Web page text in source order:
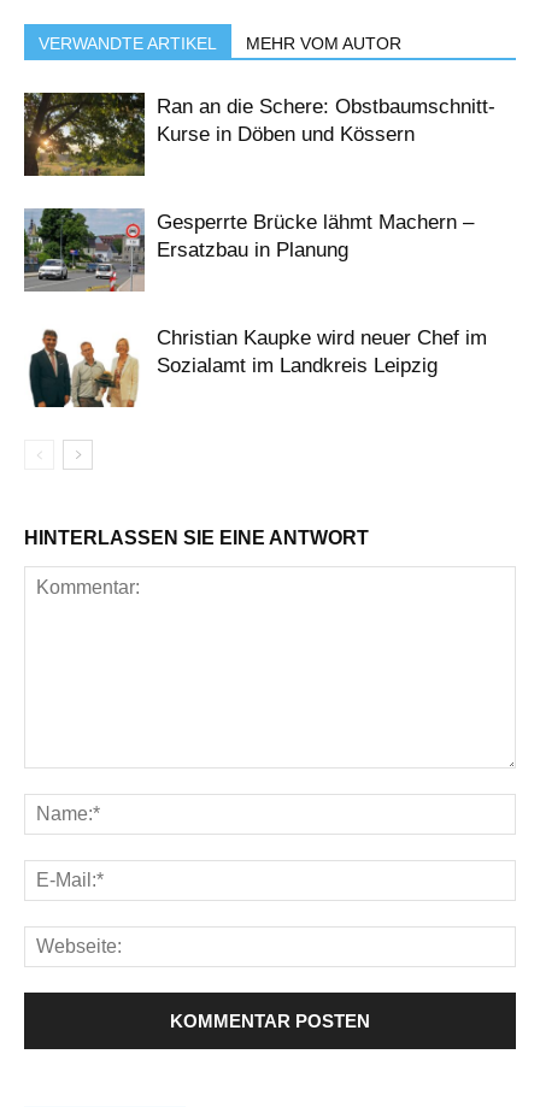
VERWANDTE ARTIKEL MEHR VOM AUTOR
Ran an die Schere: Obstbaumschnitt-
Kurse in Döben und Kössern
Gesperrte Brücke lähmt Machern –
Ersatzbau in Planung
Christian Kaupke wird neuer Chef im
Sozialamt im Landkreis Leipzig
HINTERLASSEN SIE EINE ANTWORT